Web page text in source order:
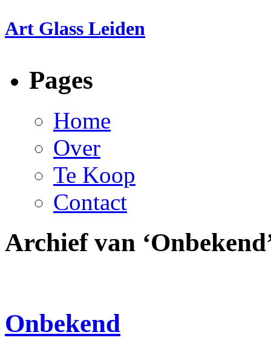
Art Glass Leiden
Pages
Home
Over
Te Koop
Contact
Archief van
Onbekend